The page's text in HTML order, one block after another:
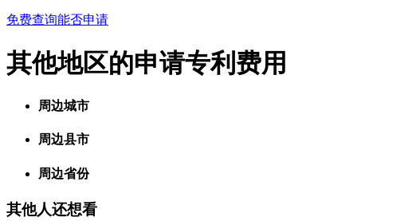
免费查询能否申请
其他地区的申请专利费用
周边城市
周边县市
周边省份
其他人还想看